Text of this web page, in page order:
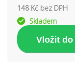
148 Kč bez DPH
Skladem